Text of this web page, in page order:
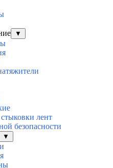
▼
лент
безопасности
▼